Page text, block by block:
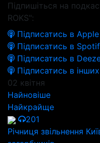
Підпишіться на
ROKS":
Підписатись в
Підписатись в
Підписатись в
Підписатись в
02 квітня
Найновіше
Найкрайще
201
Річниця звільнення